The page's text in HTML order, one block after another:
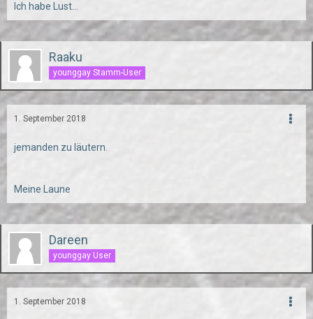
Ich habe Lust...
Raaku
younggay Stamm-User
1. September 2018
jemanden zu läutern.
Meine Laune
Dareen
younggay User
1. September 2018